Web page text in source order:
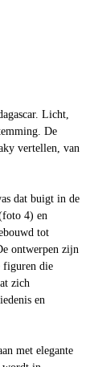
Licht,
De
vertellen, van
dat buigt in de
4) en
tot
ontwerpen zijn
figuren die
zich
en
met elegante